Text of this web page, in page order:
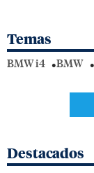
Temas
BMW i4 BMW
Destacados